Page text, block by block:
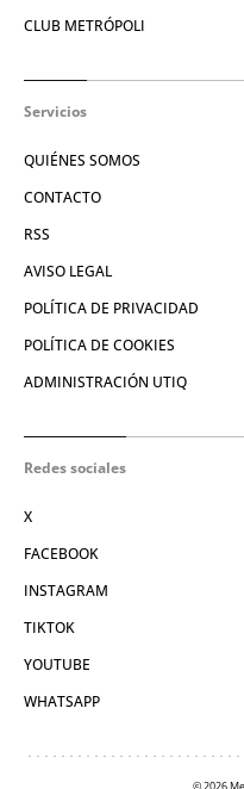
CLUB METRÓPOLI
Servicios
QUIÉNES SOMOS
CONTACTO
RSS
AVISO LEGAL
POLÍTICA DE PRIVACIDAD
POLÍTICA DE COOKIES
ADMINISTRACIÓN UTIQ
Redes sociales
X
FACEBOOK
INSTAGRAM
TIKTOK
YOUTUBE
WHATSAPP
© 2026